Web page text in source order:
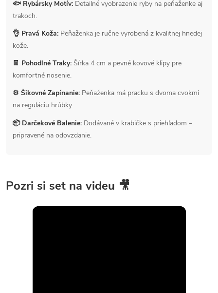
🐟 Rybársky Motív: Detailné vyobrazenie ryby na peňaženke aj
trakoch.
👌 Pravá Koža: Peňaženka je ručne vyrobená z kvalitnej hnedej
kože.
👖 Pohodlné Traky: Šírka 4 cm a pevné kovové klipy pre
komfortné nosenie.
⚙️ Šikovné Zapínanie: Peňaženka má pracku s dvoma cvokmi
na reguláciu hrúbky.
📦 Darčekové Balenie: Dodávané v krabičke s priehľadom –
pripravené na odovzdanie.
Pozri si set na videu 🎥